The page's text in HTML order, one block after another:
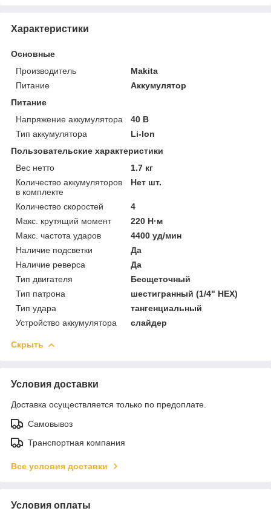
Характеристики
Основные
Производитель
Makita
Питание
Аккумулятор
Питание
Напряжение аккумулятора
40 В
Тип аккумулятора
Li-Ion
Пользовательские характеристики
Вес нетто
1.7 кг
Количество аккумуляторов
в комплекте
Нет шт.
Количество скоростей
4
Макс. крутящий момент
220 Н·м
Макс. частота ударов
4400 уд/мин
Наличие подсветки
Да
Наличие реверса
Да
Тип двигателя
Бесщеточный
Тип патрона
шестигранный (1/4" НЕХ)
Тип удара
тангенциальный
Устройство аккумулятора
слайдер
Скрыть
Условия доставки
Доставка осуществляется только по предоплате.
Самовывоз
Транспортная компания
Все условия доставки
Условия оплаты